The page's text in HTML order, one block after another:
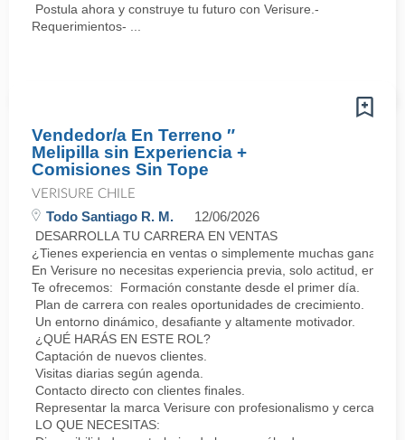
Postula ahora y construye tu futuro con Verisure.-
Requerimientos- ...
Vendedor/a En Terreno ″
Melipilla sin Experiencia +
Comisiones Sin Tope
VERISURE CHILE
Todo Santiago R. M. 12/06/2026
DESARROLLA TU CARRERA EN VENTAS
¿Tienes experiencia en ventas o simplemente muchas ganas
En Verisure no necesitas experiencia previa, solo actitud,
Te ofrecemos: Formación constante desde el primer día.
Plan de carrera con reales oportunidades de crecimiento.
Un entorno dinámico, desafiante y altamente motivador.
¿QUÉ HARÁS EN ESTE ROL?
Captación de nuevos clientes.
Visitas diarias según agenda.
Contacto directo con clientes finales.
Representar la marca Verisure con profesionalismo y cercanía.
LO QUE NECESITAS: